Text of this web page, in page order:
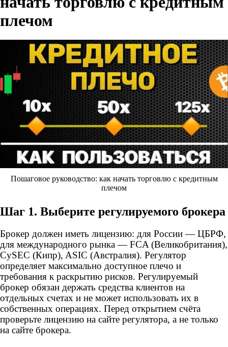
плечом
Пошаговое руководство: как начать торговлю с кредитным
плечом
Шаг 1. Выберите регулируемого брокера
Брокер должен иметь лицензию: для России — ЦБРФ,
для международного рынка — FCA (Великобритания),
CySEC (Кипр), ASIC (Австралия). Регулятор
определяет максимально доступное плечо и
требования к раскрытию рисков. Регулируемый
брокер обязан держать средства клиентов на
отдельных счетах и не может использовать их в
собственных операциях. Перед открытием счёта
проверьте лицензию на сайте регулятора, а не только
на сайте брокера.